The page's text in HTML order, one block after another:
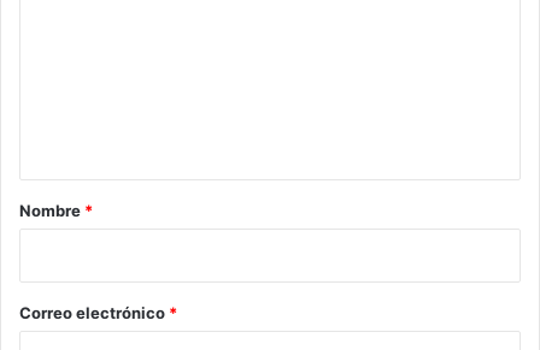
r
*
Nombre *
Correo electrónico *